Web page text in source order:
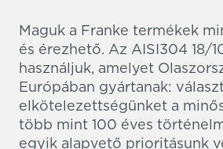
Maguk a Franke termékek
és érezhető. Az AISI304 18/
használjuk, amelyet
Európában gyártanak:
elkötelezettségünket a
több mint 100 éves
egyik alapvető prioritásunk